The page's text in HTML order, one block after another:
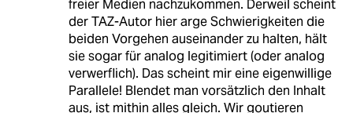
freier Medien nachzukommen. Derweil scheint
der TAZ-Autor hier arge Schwierigkeiten die
beiden Vorgehen auseinander zu halten, hält
sie sogar für analog legitimiert (oder analog
verwerflich). Das scheint mir eine eigenwillige
Parallele! Blendet man vorsätzlich den Inhalt
aus, ist mithin alles gleich. Wir goutieren